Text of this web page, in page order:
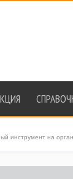
инструмент на